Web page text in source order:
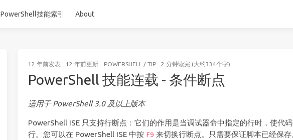
PowerShell技能索引 About
12 年前发表 12 年前更新 POWERSHELL / TIP 2 分钟读完 (大约334个字)
PowerShell 技能连载 - 条件断点
适用于 PowerShell 3.0 及以上版本
PowerShell ISE 只支持行断点：它们的作用是当调试器命中指定的行时，使代
行。您可以在 PowerShell ISE 中按 F9 来切换行断点。只需要保证脚本已经保